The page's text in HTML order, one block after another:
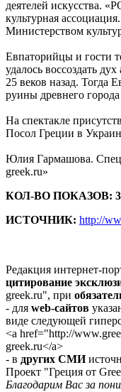
деятелей искусства.
культурная
Министерством
Евпаторийцы и гости
удалось воссоздать
25 веков назад. Тогда
руины древнего
На спектакле
Посол Греции в
Юлия Гармашова.
greek.ru»
КОЛ-ВО ПОКАЗОВ:
ИСТОЧНИК: http://
Редакция интернет-
цитирование
greek.ru", при
- для web-сайтов
виде следующей
<a href="http://
greek.ru</a>
- в других СМИ
Проект "Греция от
Благодарим Вас за